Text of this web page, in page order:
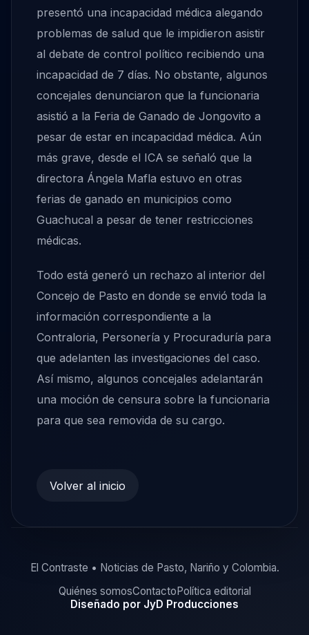
presentó una incapacidad médica alegando
problemas de salud que le impidieron asistir
al debate de control político recibiendo una
incapacidad de 7 días. No obstante, algunos
concejales denunciaron que la funcionaria
asistió a la Feria de Ganado de Jongovito a
pesar de estar en incapacidad médica. Aún
más grave, desde el ICA se señaló que la
directora Ángela Mafla estuvo en otras
ferias de ganado en municipios como
Guachucal a pesar de tener restricciones
médicas.
Todo está generó un rechazo al interior del
Concejo de Pasto en donde se envió toda la
información correspondiente a la
Contraloria, Personería y Procuraduría para
que adelanten las investigaciones del caso.
Así mismo, algunos concejales adelantarán
una moción de censura sobre la funcionaria
para que sea removida de su cargo.
Volver al inicio
El Contraste • Noticias de Pasto, Nariño y Colombia.
Quiénes somosContactoPolítica editorial
Diseñado por JyD Producciones